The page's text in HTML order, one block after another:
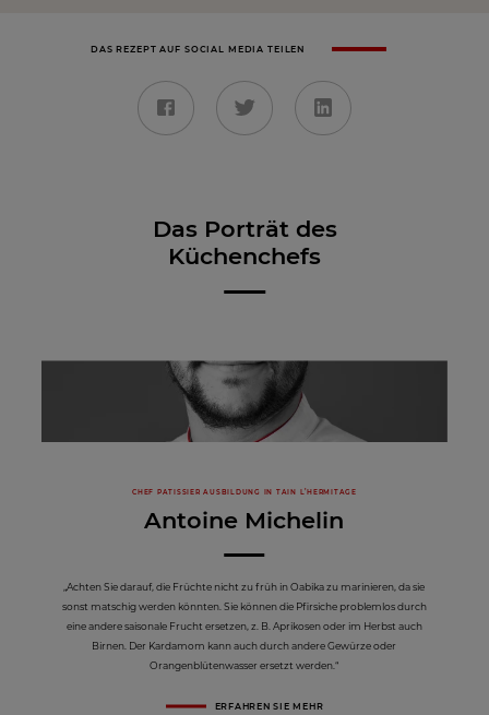
DAS REZEPT AUF SOCIAL MEDIA TEILEN
Das Porträt des
Küchenchefs
CHEF PATISSIER AUSBILDUNG IN TAIN L’HERMITAGE
Antoine Michelin
„Achten Sie darauf, die Früchte nicht zu früh in Oabika zu marinieren, da sie
sonst matschig werden könnten. Sie können die Pfirsiche problemlos durch
eine andere saisonale Frucht ersetzen, z. B. Aprikosen oder im Herbst auch
Birnen. Der Kardamom kann auch durch andere Gewürze oder
Orangenblütenwasser ersetzt werden.“
ERFAHREN SIE MEHR